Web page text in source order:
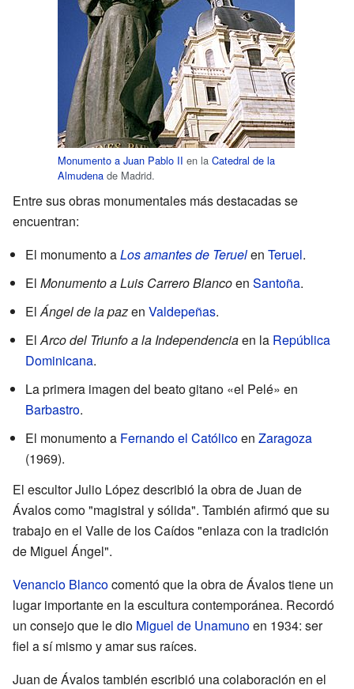
Monumento a Juan Pablo II en la Catedral de la
Almudena de Madrid.
Entre sus obras monumentales más destacadas se
encuentran:
El monumento aLos amantes de Teruelen Teruel.
El Monumento a Luis Carrero Blancoen Santoña.
ElÁngel de la pazen Valdepeñas.
ElArco del Triunfo a la Independenciaen la República
Dominicana.
La primera imagen del beato gitano «el Pelé» en
Barbastro.
El monumento a Fernando el Católicoen Zaragoza
(1969).
El escultor Julio López describió la obra de Juan de
Ávalos como "magistral y sólida". También afirmó que su
trabajo en el Valle de los Caídos "enlaza con la tradición
de Miguel Ángel".
Venancio Blancocomentó que la obra de Ávalos tiene un
lugar importante en la escultura contemporánea. Recordó
un consejo que le dio Miguel de Unamunoen 1934: ser
fiel a sí mismo y amar sus raíces.
Juan de Ávalos también escribió una colaboración en el